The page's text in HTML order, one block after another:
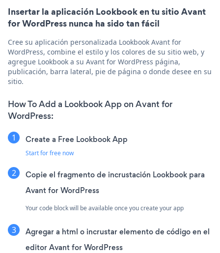
Insertar la aplicación Lookbook en tu sitio Avant
for WordPress nunca ha sido tan fácil
Cree su aplicación personalizada Lookbook Avant for
WordPress, combine el estilo y los colores de su sitio web, y
agregue Lookbook a su Avant for WordPress página,
publicación, barra lateral, pie de página o donde desee en su
sitio.
How To Add a Lookbook App on Avant for
WordPress:
Create a Free Lookbook App
Start for free now
Copie el fragmento de incrustación Lookbook para
Avant for WordPress
Your code block will be available once you create your app
Agregar a html o incrustar elemento de código en el
editor Avant for WordPress